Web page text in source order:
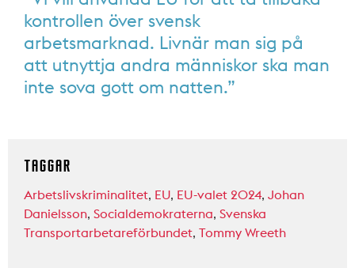
kontrollen över svensk
arbetsmarknad. Livnär man sig på
att utnyttja andra människor ska man
inte sova gott om natten.”
TAGGAR
Arbetslivskriminalitet, EU, EU-valet 2024, Johan
Danielsson, Socialdemokraterna, Svenska
Transportarbetareförbundet, Tommy Wreeth